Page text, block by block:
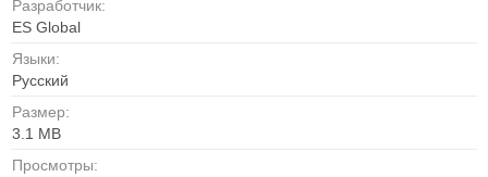
Разработчик:
ES Global
Языки:
Русский
Размер:
3.1 MB
Просмотры: